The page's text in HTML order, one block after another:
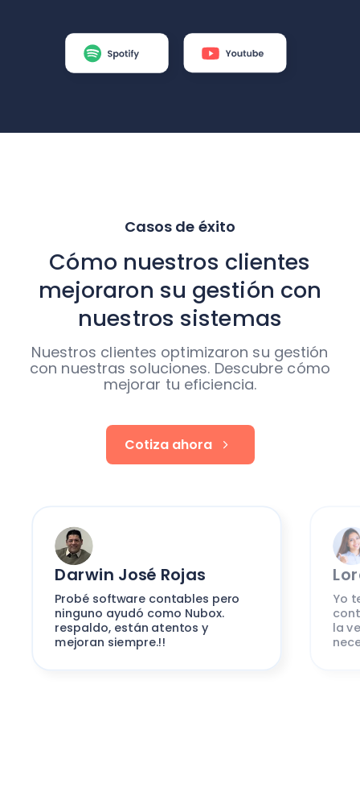
Casos de éxito
Cómo nuestros clientes
mejoraron su gestión con
nuestros sistemas
Nuestros clientes optimizaron su gestión
con nuestras soluciones. Descubre cómo
mejorar tu eficiencia.
Cotiza ahora
Darwin José Rojas
Probé software contables pero
ninguno ayudó como Nubox.
respaldo, están atentos y
mejoran siempre.!!
Yo
la